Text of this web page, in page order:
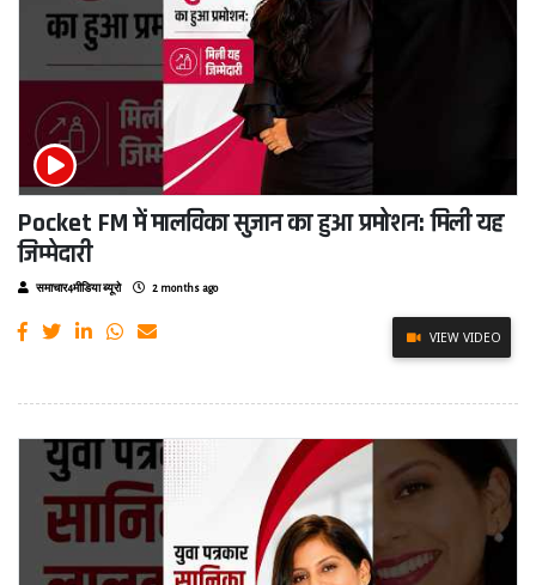
Pocket FM में मालविका सुजान का हुआ प्रमोशन: मिली यह
जिम्मेदारी
समाचार4मीडिया ब्यूरो 2 months ago
VIEW VIDEO